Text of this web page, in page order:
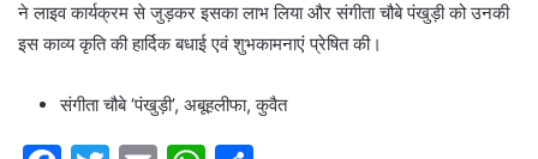
ने लाइव कार्यक्रम से जुड़कर इसका लाभ लिया और संगीता चौबे पंखुड़ी को उनकी
इस काव्य कृति की हार्दिक बधाई एवं शुभकामनाएं प्रेषित की।
संगीता चौबे ‘पंखुड़ी’, अबूहलीफा, कुवैत